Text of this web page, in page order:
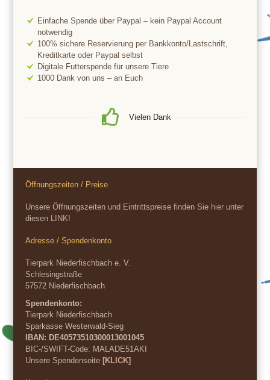
Einfache Spende über Paypal – kein Paypal Account
notwendig
100% sichere Reservierung per Bankkonto/Lastschrift,
Kreditkarte oder Paypal selbst
Digitale Futterspende für unsere Tiere
1000 Dank von uns – an Euch
Vielen Dank
Öffnungszeiten / Preise
Unsere Öffnungszeiten und Eintrittspreise finden Sie hier unter
diesen LINK!
Adresse / Spendenkonto
Tierpark Niederfischbach e. V.
Schlesingstraße
57572 Niederfischbach
Spendenkonto:
Tierpark Niederfischbach
Sparkasse Westerwald-Sieg
IBAN: DE40573510300013001045
BIC-/SWIFT-Code: MALADE51AKI
Unsere Spendenseite [KLICK]